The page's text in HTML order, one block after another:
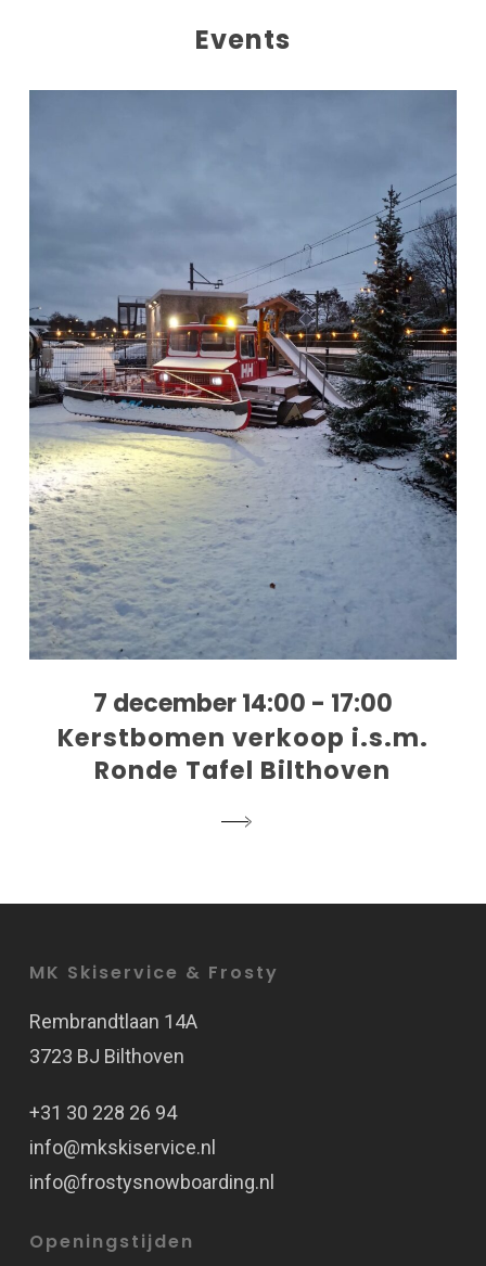
Events
7 december 14:00 - 17:00
Kerstbomen verkoop i.s.m.
Ronde Tafel Bilthoven
MK Skiservice & Frosty
Rembrandtlaan 14A
3723 BJ Bilthoven
+31 30 228 26 94
info@mkskiservice.nl
info@frostysnowboarding.nl
Openingstijden